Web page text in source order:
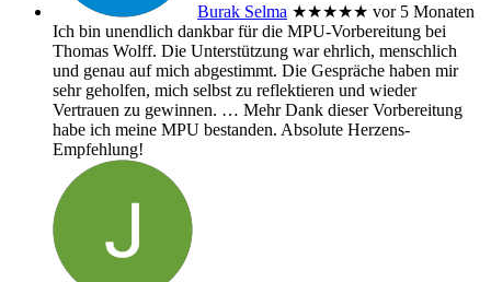
Burak Selma ★★★★★ vor 5 Monaten
Ich bin unendlich dankbar für die MPU-Vorbereitung bei
Thomas Wolff. Die Unterstützung war ehrlich, menschlich
und genau auf mich abgestimmt. Die Gespräche haben mir
sehr geholfen, mich selbst zu reflektieren und wieder
Vertrauen zu gewinnen. … MehrDank dieser Vorbereitung
habe ich meine MPU bestanden. Absolute Herzens-
Empfehlung!